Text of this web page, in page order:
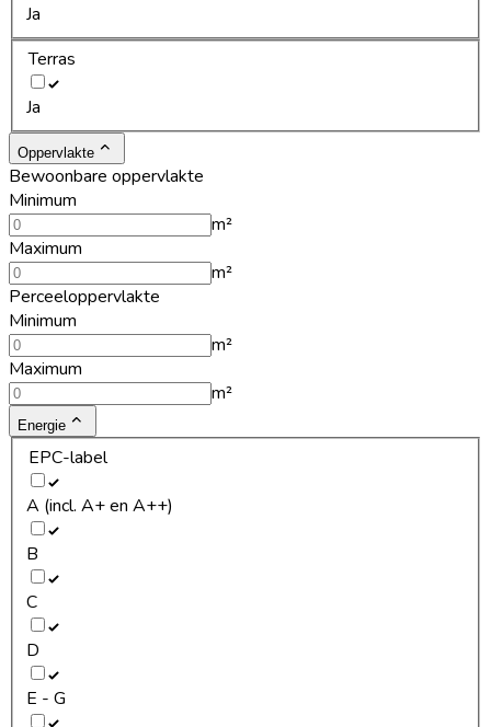
Ja
Terras
Ja
Oppervlakte
Bewoonbare oppervlakte
Minimum
m²
Maximum
m²
Perceeloppervlakte
Minimum
m²
Maximum
m²
Energie
EPC-label
A (incl. A+ en A++)
B
C
D
E - G